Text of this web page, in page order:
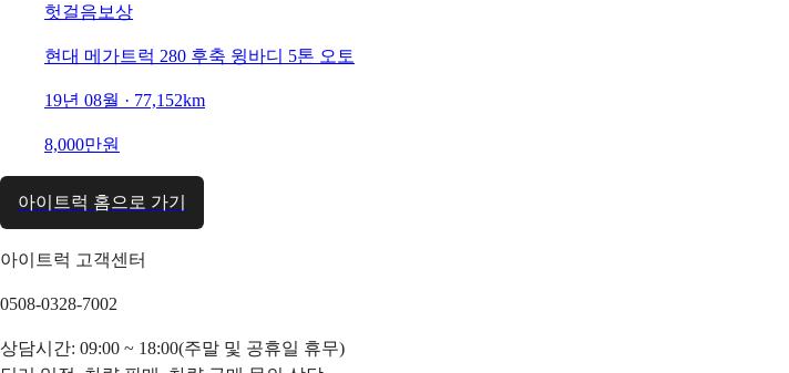
헛걸음보상
현대 메가트럭 280 후축 윙바디 5톤 오토
19년 08월 · 77,152km
8,000만원
아이트럭 홈으로 가기
아이트럭 고객센터
0508-0328-7002
상담시간: 09:00 ~ 18:00(주말 및 공휴일 휴무)